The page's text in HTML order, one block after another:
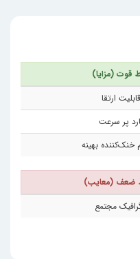
قوت (مزایا)
قابلیت ارتقا
پر سرعت
خنک‌کننده بهینه
ضعف (معایب)
مجتمع